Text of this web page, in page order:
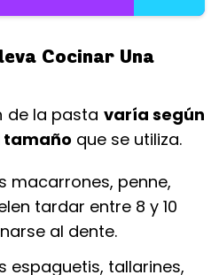
Cocinar Una
de la pasta varía según
tamaño que se utiliza.
macarrones, penne,
tardar entre 8 y 10
al dente.
espaguetis, tallarines,